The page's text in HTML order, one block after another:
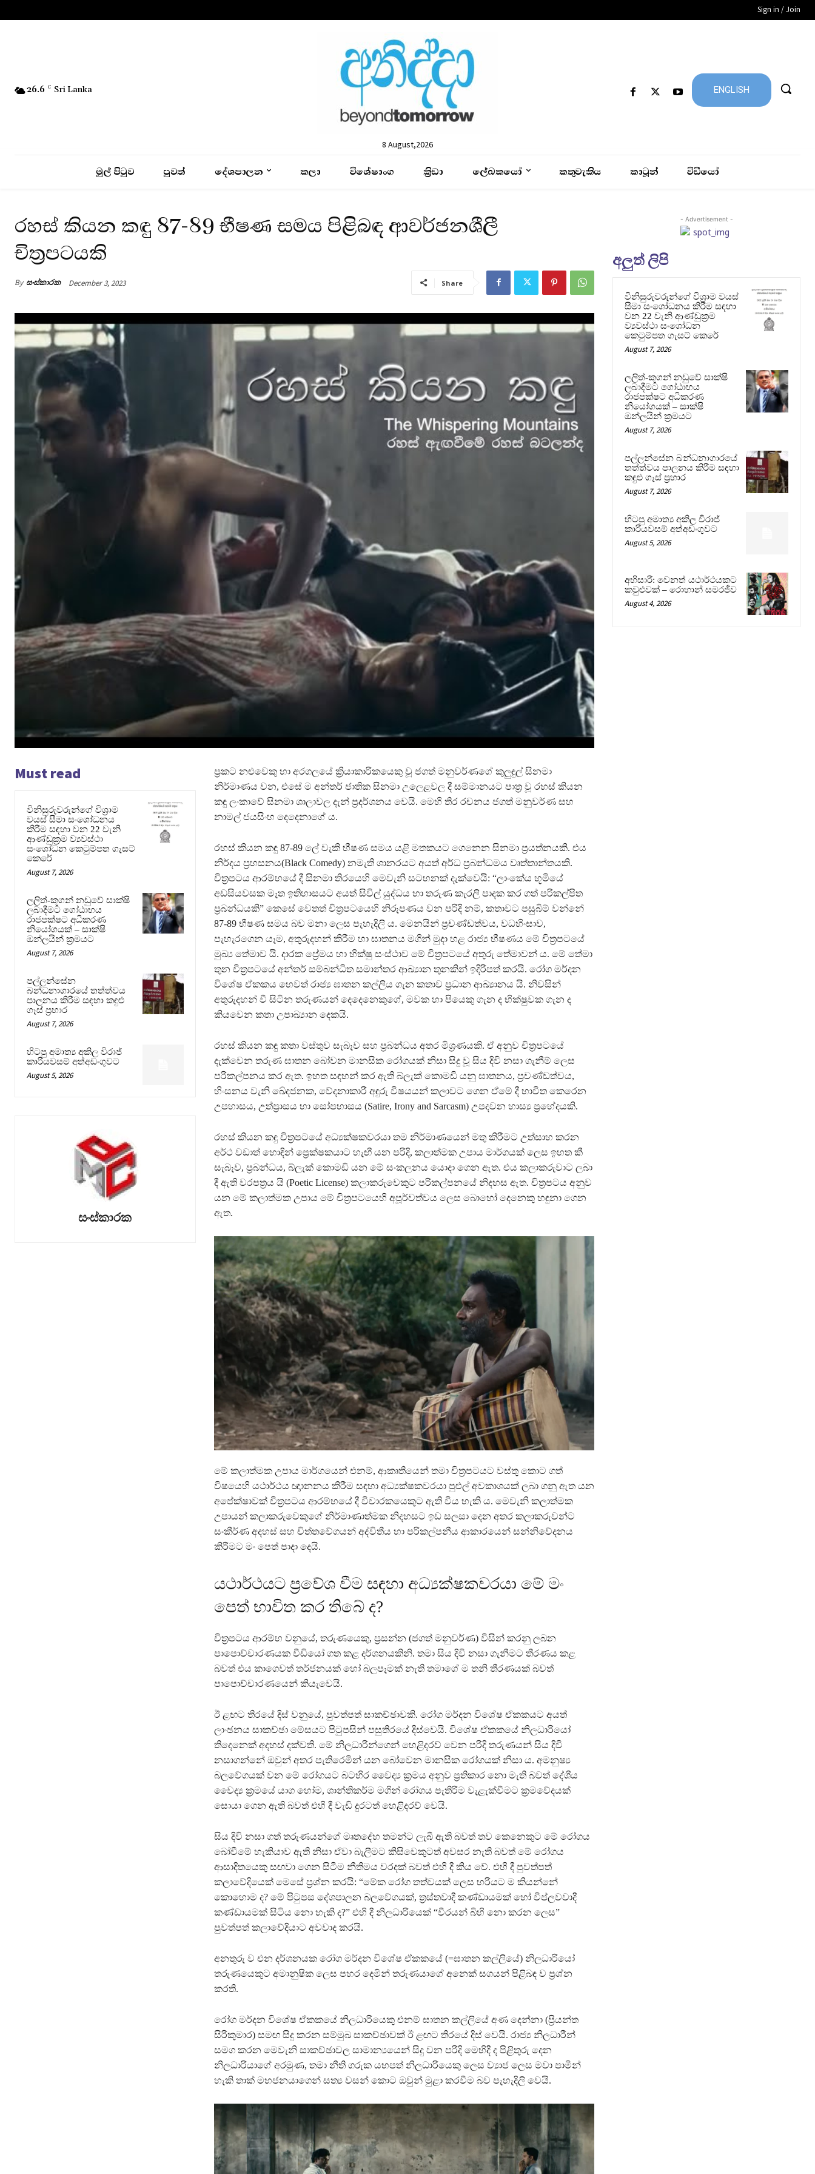
Sign in / Join
26.6 C Sri Lanka
8 August,2026
ENGLISH
මුල් පිටුව පුවත් දේශපාලන කලා විශේෂාංග ක්‍රිඩා ලේඛකයෝ කතුවැකිය කාටූන් විඩීයෝ
රහස් කියන කඳු 87-89 භීෂණ සමය පිළිබඳ ආවර්ජනශීලී
චිත්‍රපටයකි
By සංස්කාරක December 3, 2023 Share
Must read
විනිසුරුවරුන්ගේ විශ්‍රාම
වයස් සීමා සංශෝධනය
කිරීම සඳහා වන 22 වැනි
ආණ්ඩුක්‍රම ව්‍යවස්ථා
සංශෝධන කෙටුම්පත ගැසට්
කෙරේ
August 7, 2026
ලලිත්-කූගන් නඩුවේ සාක්ෂි
ලබාදීමට ගෝඨාභය
රාජපක්ෂට අධිකරණ
නියෝගයක් – සාක්ෂි
ඔන්ලයින් ක්‍රමයට
August 7, 2026
පල්ලන්සේන
බන්ධනාගාරයේ තත්ත්වය
පාලනය කිරීම සඳහා කඳුළු
ගෑස් ප්‍රහාර
August 7, 2026
හිටපු අමාත්‍ය අකිල විරාජ්
කාරියවසම් අත්අඩංගුවට
August 5, 2026
සංස්කාරක
ප්‍රකට නළුවෙකු හා අරගලයේ ක්‍රියාකාරිකයෙකු වූ ජගත් මනුවර්ණගේ කුලුඳුල් සිනමා
නිර්මාණය වන, එසේ ම අන්තර් ජාතික සිනමා උලෙළවල දී සම්මානයට පාත්‍ර වූ රහස් කියන
කඳු ලංකාවේ සිනමා ශාලාවල දැන් ප්‍රදර්ශනය වෙයි. මෙහි තිර රචනය ජගත් මනුවර්ණ සහ
නාමල් ජයසිංහ දෙදෙනාගේ ය.
රහස් කියන කඳු 87-89 ලේ වැකි භීෂණ සමය යළි මතකයට ගෙනෙන සිනමා ප්‍රයත්නයකි. එය
නිර්දය ප්‍රහසනය(Black Comedy) නමැති ශානරයට අයත් අර්ධ ප්‍රබන්ධමය වෘත්තාන්තයකි.
චිත්‍රපටය ආරම්භයේ දී සිනමා තිරයෙහි මෙවැනි සටහනක් දැක්වෙයි: “ලාංකේය භූමියේ
අඩසියවසක මෑත ඉතිහාසයට අයත් සිවිල් යුද්ධය හා තරුණ කැරලි පාදක කර ගත් පරිකල්පිත
ප්‍රබන්ධයකි” කෙසේ වෙතත් චිත්‍රපටයෙහි නිරූපණය වන පරිදි නම්, කතාවට පසුබිම් වන්නේ
87-89 භීෂණ සමය බව මනා ලෙස පැහැදිලි ය. මෙනයින් ප්‍රචණ්ඩත්වය, වධහිංසාව,
පැහැරගෙන යෑම, අතුරුදහන් කිරීම හා ඝාතනය මගින් මුදා හළ රාජ්‍ය භීෂණය මේ චිත්‍රපටයේ
මුඛ්‍ය තේමාව යි. දාරක ප්‍රේමය හා භික්ෂු සංස්ථාව මේ චිත්‍රපටයේ අතුරු තේමාවන් ය. මේ තේමා
තුන චිත්‍රපටයේ අන්තර් සම්බන්ධිත සමාන්තර ආඛ්‍යාන තුනකින් ඉදිරිපත් කරයි. රෝග මර්දන
විශේෂ ඒකකය හෙවත් රාජ්‍ය ඝාතන කල්ලිය ගැන කතාව ප්‍රධාන ආඛ්‍යානය යි. නිවසින්
අතුරුදහන් වී සිටින තරුණයන් දෙදෙනෙකුගේ, මවක හා පියෙකු ගැන ද භික්ෂුවක ගැන ද
කියවෙන කතා උපාඛ්‍යාන දෙකයි.
රහස් කියන කඳු කතා වස්තුව සැබෑව සහ ප්‍රබන්ධය අතර මිශ්‍රණයකි. ඒ අනුව චිත්‍රපටයේ
දැක්වෙන තරුණ ඝාතන බෝවන මානසික රෝගයක් නිසා සිදු වූ සිය දිවි නසා ගැනීම් ලෙස
පරිකල්පනය කර ඇත. ඉහත සඳහන් කර ඇති බ්ලැක් කොමඩි යනු ඝාතනය, ප්‍රචණ්ඩත්වය,
හිංසනය වැනි ඛේදජනක, වේදනාකාරී අඳුරු විෂයයන් කලාවට ගෙන ඒමේ දී භාවිත කෙරෙන
උපහාසය, උත්ප්‍රාසය හා සෝපහාසය (Satire, Irony and Sarcasm) උපදවන හාස්‍ය ප්‍රභේදයකි.
රහස් කියන කඳු චිත්‍රපටයේ අධ්‍යක්ෂකවරයා තම නිර්මාණයෙන් මතු කිරීමට උත්සාහ කරන
අර්ථ වඩාත් හොඳින් ප්‍රෙක්ෂකයාට හැඟී යන පරිදි, කලාත්මක උපාය මාර්ගයක් ලෙස ඉහත කී
සැබෑව, ප්‍රබන්ධය, බ්ලැක් කොමඩි යන මේ සංකලනය යොදා ගෙන ඇත. එය කලාකරුවාට ලබා
දී ඇති වරපත්‍රය යි (Poetic License) කලාකරුවෙකුට පරිකල්පනයේ නිදහස ඇත. චිත්‍රපටය අනුව
යන මේ කලාත්මක උපාය මේ චිත්‍රපටයෙහි අපූර්වත්වය ලෙස බොහෝ දෙනෙකු හඳුනා ගෙන
ඇත.
මේ කලාත්මක උපාය මාර්ගයෙන් එනම්, ආකෘතියෙන් තමා චිත්‍රපටයට වස්තු කොට ගත්
විෂයෙහි යථාර්ථය ඥාානනය කිරීම සඳහා අධ්‍යක්ෂකවරයා පුළුල් අවකාශයක් ලබා ගනු ඇත යන
අපේක්ෂාවක් චිත්‍රපටය ආරම්භයේ දී විචාරකයෙකුට ඇති විය හැකි ය. මෙවැනි කලාත්මක
උපායන් කලාකරුවෙකුගේ නිර්මාණාත්මක නිදහසට ඉඩ සලසා දෙන අතර කලාකරුවන්ට
සංකීර්ණ අදහස් සහ චිත්තවේගයන් අද්විතීය හා පරිකල්පනීය ආකාරයෙන් සන්නිවේදනය
කිරීමට මං පෙත් පාදා දෙයි.
යථාර්ථයට ප්‍රවේශ වීම සඳහා අධ්‍යක්ෂකවරයා මේ මං
පෙත් භාවිත කර තිබේ ද?
චිත්‍රපටය ආරම්භ වනුයේ, තරුණයෙකු, ප්‍රසන්න (ජගත් මනුවර්ණ) විසින් කරනු ලබන
පාපොච්චාරණයක වීඩියෝ ගත කළ දර්ශනයකිනි. තමා සිය දිවි නසා ගැනීමට තීරණය කළ
බවත් එය කාගෙවත් තර්ජනයක් හෝ බලපෑමක් නැති තමාගේ ම තනි තීරණයක් බවත්
පාපොච්චාරණයෙන් කියැවෙයි.
ඊ ළඟට තිරයේ දිස් වනුයේ, පුවත්පත් සාකච්ඡාවකි. රෝග මර්දන විශේෂ ඒකකයට අයත්
ලාංඡනය සාකච්ඡා මේසයට පිටුපසින් පසුතිරයේ දිස්වෙයි. විශේෂ ඒකකයේ නිලධාරියෝ
තිදෙනෙක් අදහස් දක්වති. මේ නිලධාරින්ගෙන් හෙළිදරව් වෙන පරිදි තරුණයන් සිය දිවි
නසාගන්නේ ඔවුන් අතර පැතිරෙමින් යන බෝවෙන මානසික රෝගයක් නිසා ය. අමනුෂ්‍ය
බලවේගයක් වන මේ රෝගයට බටහිර වෛද්‍ය ක්‍රමය අනුව ප්‍රතිකාර නො මැති බවත් දේශීය
වෛද්‍ය ක්‍රමයේ යාග හෝම, ශාන්තිකර්ම මගින් රෝගය පැතිරීම වැළැක්වීමට ක්‍රමවේදයක්
සොයා ගෙන ඇති බවත් එහි දී වැඩි දුරටත් හෙළිදරව් වෙයි.
සිය දිවි නසා ගත් තරුණයන්ගේ මෘතදේහ තමන්ට ලැබී ඇති බවත් තව කෙනෙකුට මේ රෝගය
බෝවීමේ හැකියාව ඇති නිසා ඒවා බැලීමට කිසිවෙකුටත් අවසර නැති බවත් මේ රෝගය
ආසාදිතයෙකු සඟවා ගෙන සිටීම නීතිමය වරදක් බවත් එහි දී කිය වේ. එහි දී පුවත්පත්
කලාවේදියෙක් මෙසේ ප්‍රශ්න කරයි: “මේක රෝග තත්වයක් ලෙස හරියට ම කියන්නේ
කොහොම ද? මේ පිටුපස දේශපාලන බලවේගයක්, ත්‍රස්තවාදී කණ්ඩායමක් හෝ විප්ලවවාදී
කණ්ඩායමක් සිටිය නො හැකි ද?” එහි දී නිලධාරියෙක් “වීරයන් බිහි නො කරන ලෙස”
පුවත්පත් කලාවේදියාට අවවාද කරයි.
අනතුරු ව එන දර්ශනයක රෝග මර්දන විශේෂ ඒකකයේ (=ඝාතන කල්ලියේ) නිලධාරියෝ
තරුණයෙකුට අමානුෂික ලෙස පහර දෙමින් තරුණයාගේ අනෙක් සගයන් පිළිබඳ ව ප්‍රශ්න
කරති.
රෝග මර්දන විශේෂ ඒකකයේ නිලධාරියෙකු එනම් ඝාතන කල්ලියේ අණ දෙන්නා (ප්‍රියන්ත
සිරිකුමාර) සමඟ සිදු කරන සම්මුඛ සාකච්ඡාවක් ඊ ළඟට තිරයේ දිස් වෙයි. රාජ්‍ය නිලධාරීන්
සමග කරන මෙවැනි සාකච්ඡාවල සාමාන්‍යයෙන් සිදු වන පරිදි මෙහිදී ද පිළිතුරු දෙන
නිලධාරියාගේ අරමුණ, තමා නීති ගරුක යහපත් නිලධාරියෙකු ලෙස ව්‍යාජ ලෙස මවා පාමින්
හැකි තාක් මහජනයාගෙන් සත්‍ය වසන් කොට ඔවුන් මුළා කරවීම බව පැහැදිලි වෙයි.
- Advertisement -
අලුත් ලිපි
විනිසුරුවරුන්ගේ විශ්‍රාම වයස්
සීමා සංශෝධනය කිරීම සඳහා
වන 22 වැනි ආණ්ඩුක්‍රම
ව්‍යවස්ථා සංශෝධන
කෙටුම්පත ගැසට් කෙරේ
August 7, 2026
ලලිත්-කූගන් නඩුවේ සාක්ෂි
ලබාදීමට ගෝඨාභය
රාජපක්ෂට අධිකරණ
නියෝගයක් – සාක්ෂි
ඔන්ලයින් ක්‍රමයට
August 7, 2026
පල්ලන්සේන බන්ධනාගාරයේ
තත්ත්වය පාලනය කිරීම සඳහා
කඳුළු ගෑස් ප්‍රහාර
August 7, 2026
හිටපු අමාත්‍ය අකිල විරාජ්
කාරියවසම් අත්අඩංගුවට
August 5, 2026
අභිසාරී: වෙනත් යථාර්ථයකට
කවුළුවක් – රොහාන් සමරජීව
August 4, 2026